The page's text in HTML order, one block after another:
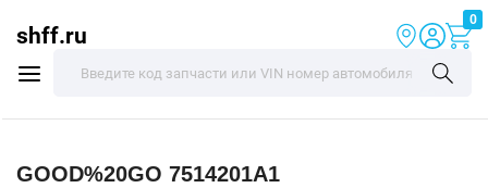
shff.ru
0
GOOD%20GO 7514201A1